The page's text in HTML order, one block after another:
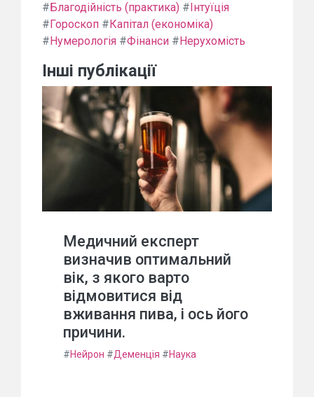
# Благодійність (практика) # Інтуїція
# Гороскоп # Капітал (економіка)
# Нумерологія #Фінанси # Нерухомість
Інші публікації
Медичний експерт
визначив оптимальний
вік, з якого варто
відмовитися від
вживання пива, і ось його
причини.
#Нейрон #Деменція #Наука